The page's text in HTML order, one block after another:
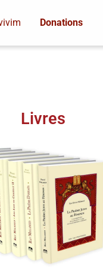
Donations
Livres